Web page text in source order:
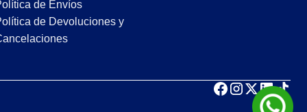
de Envíos
de Devoluciones y